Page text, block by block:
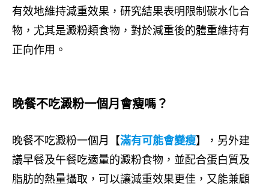
有效地維持減重效果，研究結果表明限制碳水化合
物，尤其是澱粉類食物，對於減重後的體重維持有
正向作用。
晚餐不吃澱粉一個月會瘦嗎？
晚餐不吃澱粉一個月【滿有可能會變瘦】，另外建
議早餐及午餐吃適量的澱粉食物，並配合蛋白質及
脂肪的熱量攝取，可以讓減重效果更佳，又能兼顧